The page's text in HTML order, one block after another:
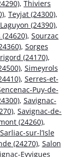
, Thiviers
, Teyjat (24300),
(24390),
, Sourzac
, Sorges
(24170),
, Simeyrols
, Serres-et-
Puy-de-
, Savignac-
, Savignac-de-
(24260),
Sarliac-sur-l’Isle
(24270), Salon
Eyvigues